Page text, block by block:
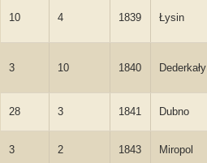
10 4 1839 Łysin
3 10 1840 Dederkały
28 3 1841 Dubno
3 2 1843 Miropol